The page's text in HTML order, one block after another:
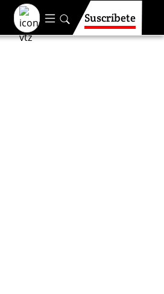
Suscríbete